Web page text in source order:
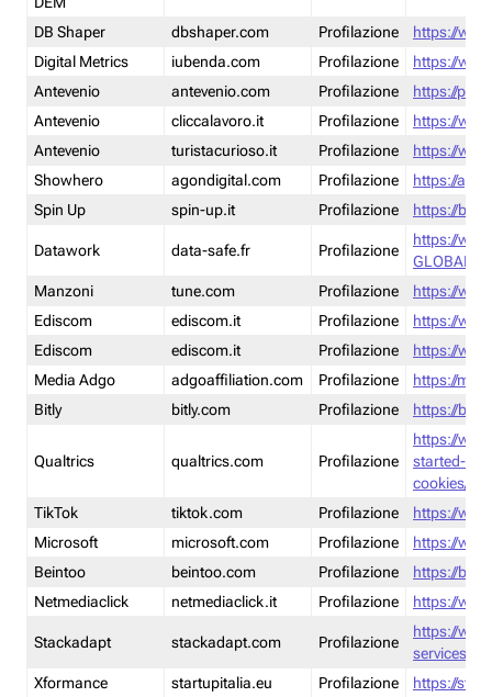
DB Shaper
dbshaper.com Profilazione
https://
Digital Metrics
iubenda.com Profilazione
https://
Antevenio
antevenio.com Profilazione
https://
Antevenio
cliccalavoro.it Profilazione
https://
Antevenio
turistacurioso.it Profilazione
https://
Showhero
agondigital.com Profilazione
https://
Spin Up
spin-up.it Profilazione https://
Datawork data-safe.fr Profilazione
https://
GLOBAL-
Manzoni
tune.com Profilazione
https://
Ediscom
ediscom.it Profilazione
https://
Ediscom
ediscom.it Profilazione
https://
Media Adgo
adgoaffiliation.com Profilazione
https://
Bitly
bitly.com Profilazione https://
Qualtrics qualtrics.com Profilazione
https://
started-
cookies/
TikTok
tiktok.com Profilazione
https://
Microsoft
microsoft.com Profilazione
https://
Beintoo
beintoo.com Profilazione
https://
Netmediaclick
netmediaclick.it Profilazione https://
Stackadapt stackadapt.com Profilazione
https://
services-
Xformance
startupitalia.eu Profilazione https://